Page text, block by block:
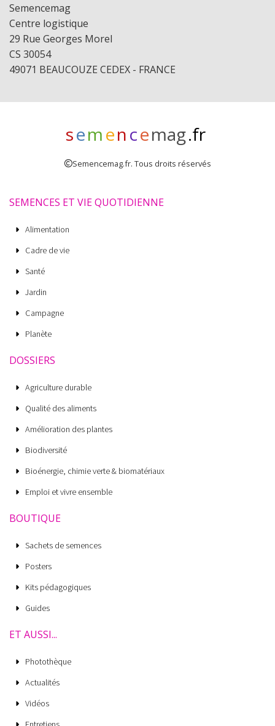
Semencemag
Centre logistique
29 Rue Georges Morel
CS 30054
49071 BEAUCOUZE CEDEX - FRANCE
semencemag.fr
Semencemag.fr. Tous droits réservés
SEMENCES ET VIE QUOTIDIENNE
Alimentation
Cadre de vie
Santé
Jardin
Campagne
Planète
DOSSIERS
Agriculture durable
Qualité des aliments
Amélioration des plantes
Biodiversité
Bioénergie, chimie verte & biomatériaux
Emploi et vivre ensemble
BOUTIQUE
Sachets de semences
Posters
Kits pédagogiques
Guides
ET AUSSI...
Photothèque
Actualités
Vidéos